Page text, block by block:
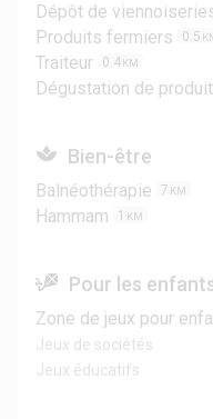
Dépôt de
Produits fermiers 0.5
Traiteur 0.4 KM
Dégustation de
Bien-être
Balnéothérapie 7 KM
Hammam 1 KM
Pour les
Zone de jeux pour
Jeux de sociétés
Jeux éducatifs